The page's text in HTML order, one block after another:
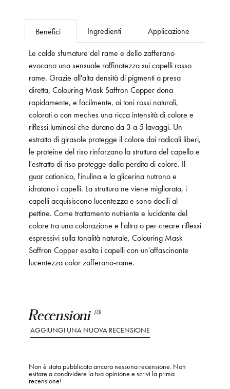
Recensioni (0)
AGGIUNGI UNA NUOVA RECENSIONE
Non è stata pubblicata ancora nessuna recensione. Non
esitare a condividere la tua opinione e scrivi la prima
recensione!
Benefici Ingredienti Applicazione
Le calde sfumature del rame e dello zafferano
evocano una sensuale raffinatezza sui capelli rosso
rame. Grazie all'alta densità di pigmenti a presa
diretta, Colouring Mask Saffron Copper dona
rapidamente, e facilmente, ai toni rossi naturali,
colorati o con meches una ricca intensità di colore e
riflessi luminosi che durano da 3 a 5 lavaggi. Un
estratto di girasole protegge il colore dai radicali liberi,
le proteine del riso rinforzano la struttura del capello e
l'estratto di riso protegge dalla perdita di colore. Il
guar cationico, l'inulina e la glicerina nutrono e
idratano i capelli. La struttura ne viene migliorata, i
capelli acquisiscono lucentezza e sono docili al
pettine. Come trattamento nutriente e lucidante del
colore tra una colorazione e l'altra o per creare riflessi
espressivi sulla tonalità naturale, Colouring Mask
Saffron Copper esalta i capelli con un'affascinante
lucentezza color zafferano-rame.